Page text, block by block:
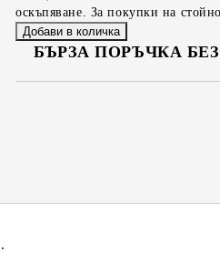
оскъпяване. За покупки на
БЪРЗА ПОРЪЧКА